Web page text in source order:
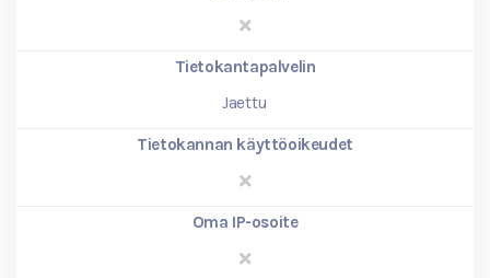
Tietokantapalvelin
Jaettu
Tietokannan käyttöoikeudet
Oma IP-osoite